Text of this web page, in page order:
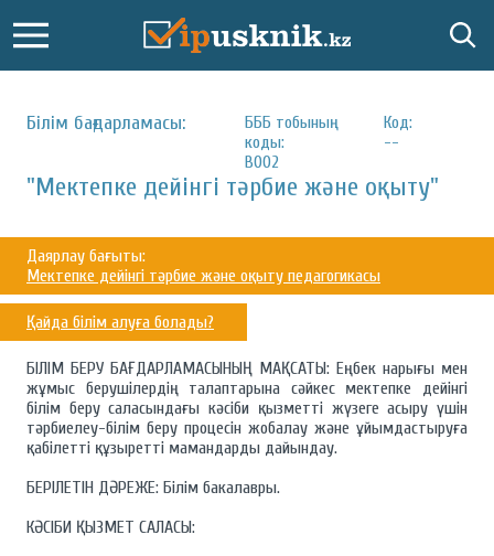
Білім бағдарламасы:
БББ тобының
коды:
В002
Код:
--
"Мектепке дейінгі тәрбие және оқыту"
Даярлау бағыты:
Мектепке дейінгі тәрбие және оқыту педагогикасы
Қайда білім алуға болады?
БІЛІМ БЕРУ БАҒДАРЛАМАСЫНЫҢ МАҚСАТЫ: Еңбек нарығы мен
жұмыс берушілердің талаптарына сәйкес мектепке дейінгі
білім беру саласындағы кәсіби қызметті жүзеге асыру үшін
тәрбиелеу-білім беру процесін жобалау және ұйымдастыруға
қабілетті құзыретті мамандарды дайындау.
БЕРІЛЕТІН ДӘРЕЖЕ: Білім бакалавры.
КӘСІБИ ҚЫЗМЕТ САЛАСЫ: